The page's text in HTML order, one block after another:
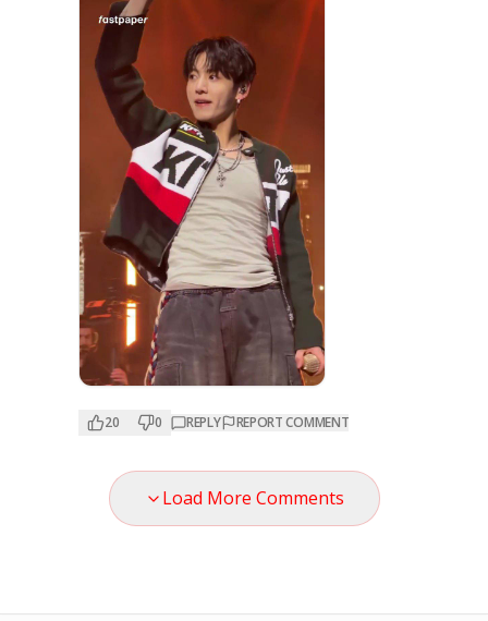
20 0 REPLY REPORT COMMENT
Load More Comments